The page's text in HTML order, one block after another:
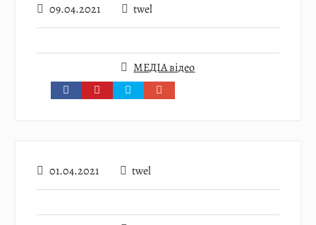
09.04.2021 twel
МЕДІА відео
01.04.2021 twel